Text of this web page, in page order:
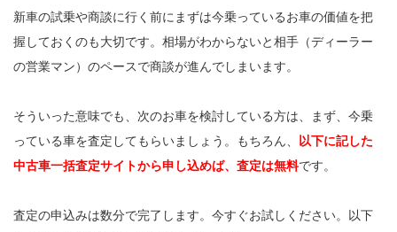
新車の試乗や商談に行く前にまずは今乗っているお車の価値を把
握しておくのも大切です。相場がわからないと相手（ディーラー
の営業マン）のペースで商談が進んでしまいます。
そういった意味でも、次のお車を検討している方は、まず、今乗
っている車を査定してもらいましょう。もちろん、 以下に記した
中古車一括査定サイトから申し込めば、査定は無料です。
査定の申込みは数分で完了します。今すぐお試しください。以下